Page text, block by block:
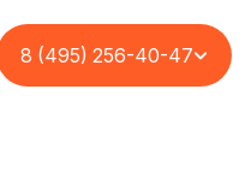
8 (495) 256-40-47